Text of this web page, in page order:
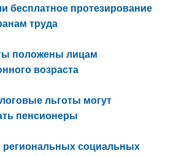
бесплатное протезирование
труда
положены лицам
возраста
льготы могут
пенсионеры
региональных социальных